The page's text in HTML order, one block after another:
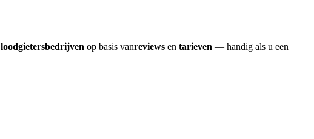
loodgietersbedrijven op basis vanreviews en tarieven — handig als u een